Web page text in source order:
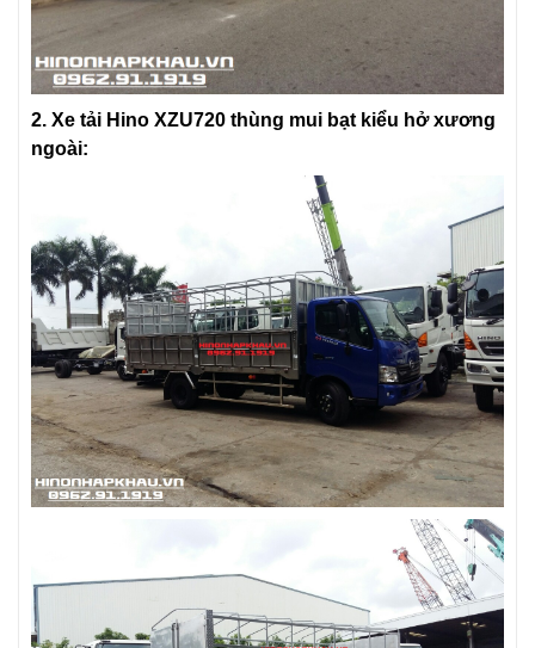
2. Xe tải Hino XZU720 thùng mui bạt kiểu hở xương
ngoài: